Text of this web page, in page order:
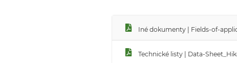
Iné dokumenty | Fields-of-
Technické listy | Data-